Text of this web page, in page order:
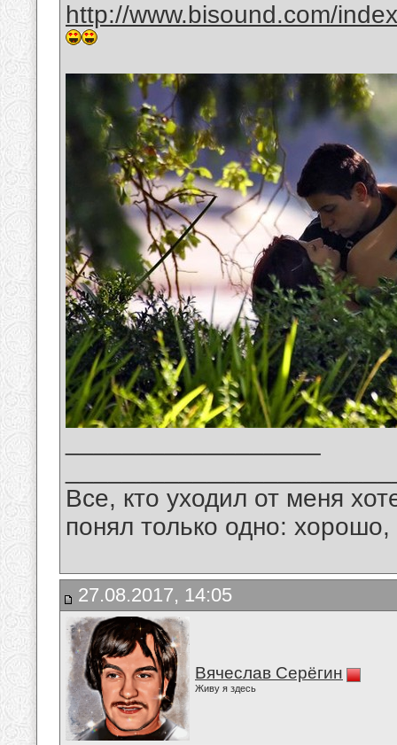
http://www.bisound.com/
Все, кто уходил от меня
понял только одно:
27.08.2017, 14:05
Вячеслав Серёгин
Живу я здесь